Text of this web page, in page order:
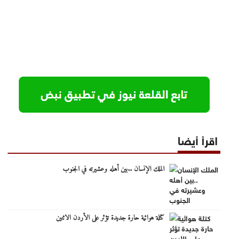
اقرأ أيضا
الملك الإنسان ..بين أهله وعشيرته في الجنوب
كتلة هوائية حارة جديدة تؤثر على الأردن الاثنين